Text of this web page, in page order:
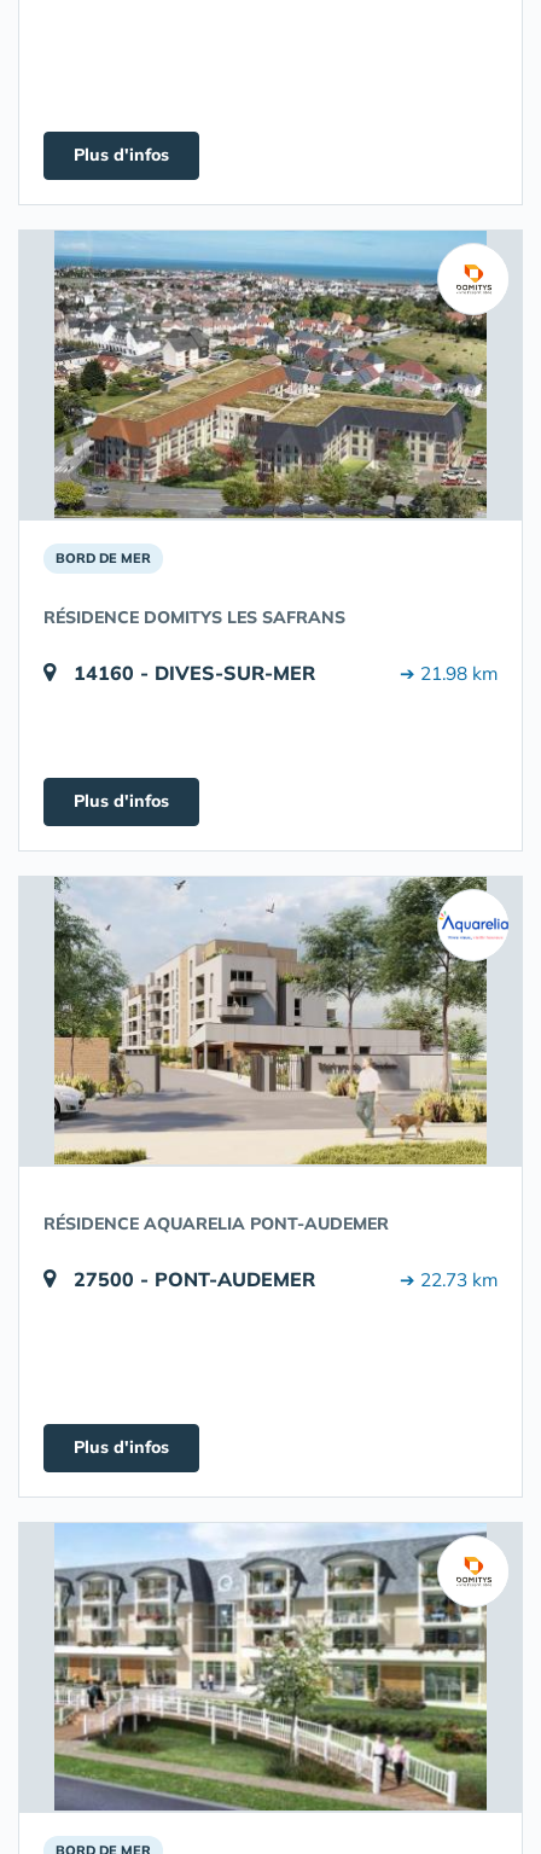
Plus d'infos
BORD DE MER
RÉSIDENCE DOMITYS LES SAFRANS
14160 - DIVES-SUR-MER ➔ 21.98 km
Plus d'infos
RÉSIDENCE AQUARELIA PONT-AUDEMER
27500 - PONT-AUDEMER ➔ 22.73 km
Plus d'infos
BORD DE MER